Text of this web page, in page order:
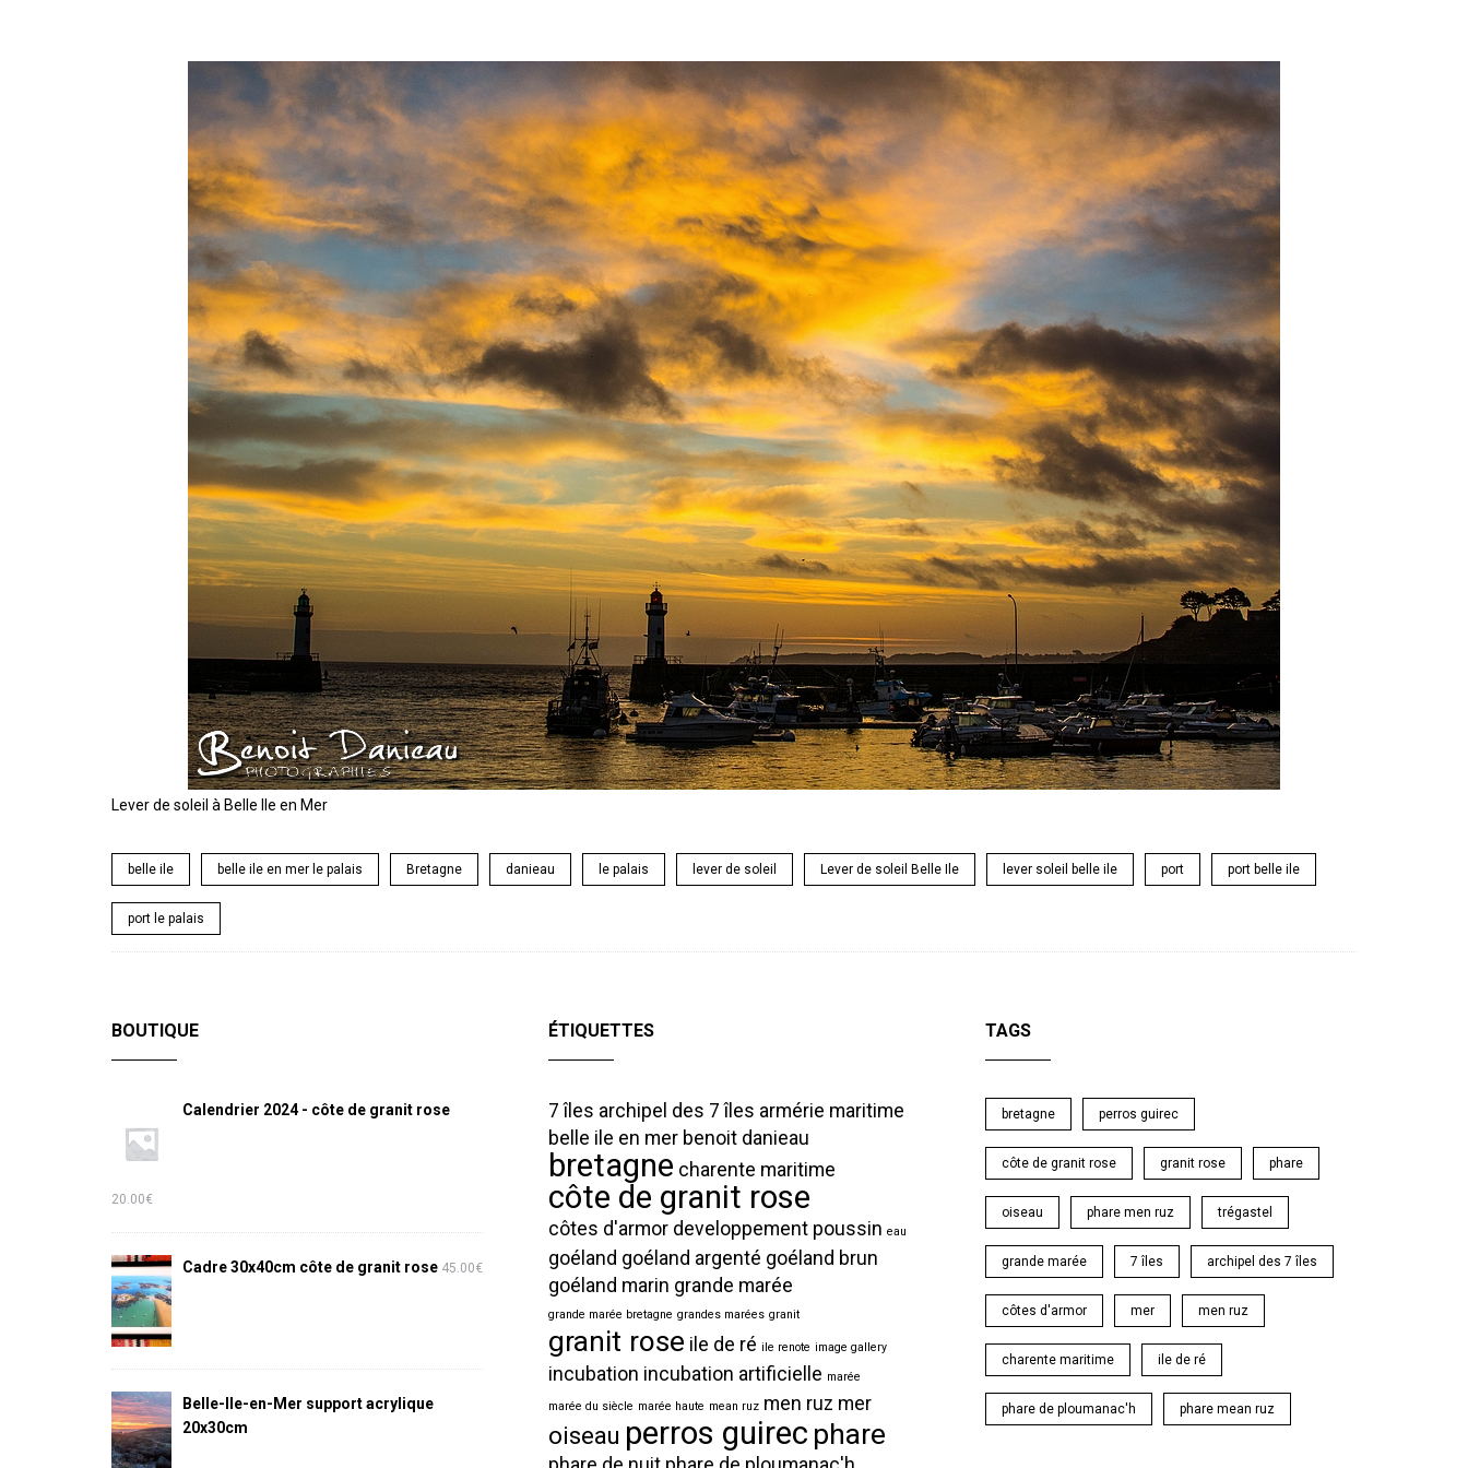
Lever de soleil à Belle Ile en Mer
belle ile belle ile en mer le palais Bretagne danieau le palais lever de soleil Lever de soleil Belle Ile lever soleil belle ile port port belle ile
port le palais
BOUTIQUE
Calendrier 2024 - côte de granit rose
20.00€
Cadre 30x40cm côte de granit rose 45.00€
Belle-Ile-en-Mer support acrylique
20x30cm
ÉTIQUETTES
7 îles archipel des 7 îles armérie maritime
belle ile en mer benoit danieau
bretagne charente maritime
côte de granit rose
côtes d'armor developpement poussin eau
goéland goéland argenté goéland brun
goéland marin grande marée
grande marée bretagne grandes marées granit
granit rose ile de ré ile renote image gallery
incubation incubation artificielle marée
marée du siècle marée haute mean ruz men ruz mer
oiseau perros guirec phare
TAGS
bretagne perros guirec
côte de granit rose granit rose phare
oiseau phare men ruz trégastel
grande marée 7 îles archipel des 7 îles
côtes d'armor mer men ruz
charente maritime ile de ré
phare de ploumanac'h phare mean ruz